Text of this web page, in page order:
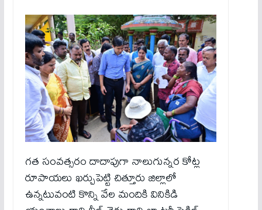
గత సంవత్సరం దాదాపుగా నాలుగున్నర కోట్ల
రూపాయలు ఖర్చుపెట్టి చిత్తూరు జిల్లాలో
ఉన్నటువంటి కొన్ని వేల మందికి వినికిడి